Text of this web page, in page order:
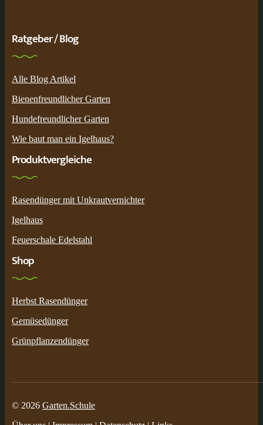
Ratgeber / Blog
Alle Blog Artikel
Bienenfreundlicher Garten
Hundefreundlicher Garten
Wie baut man ein Igelhaus?
Produktvergleiche
Rasendünger mit Unkrautvernichter
Igelhaus
Feuerschale Edelstahl
Shop
Herbst Rasendünger
Gemüsedünger
Grünpflanzendünger
© 2026 Garten.Schule